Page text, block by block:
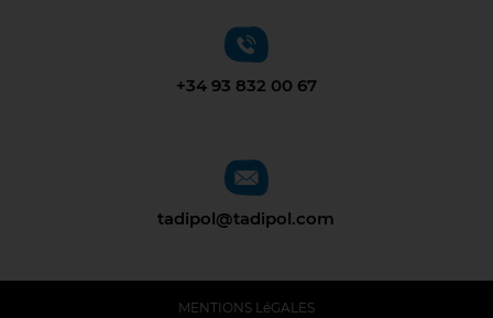
+34 93 832 00 67
tadipol@tadipol.com
MENTIONS LéGALES